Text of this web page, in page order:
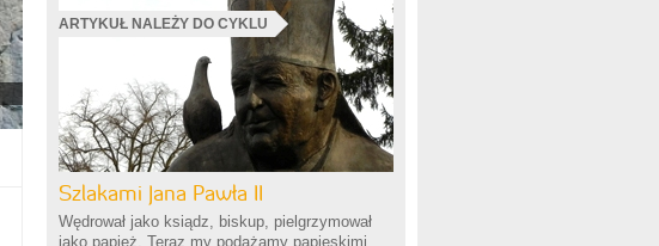
ARTYKUŁ NALEŻY DO CYKLU
Szlakami Jana Pawła II
Wędrował jako ksiądz, biskup, pielgrzymował
jako papież. Teraz my podążamy papieskimi